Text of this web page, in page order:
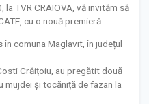
TVR CRAIOVA, vă invităm să
cu o nouă premieră.
în comuna Maglavit, în județul
Crăițoiu, au pregătit două
mujdei și tocăniță de fazan la